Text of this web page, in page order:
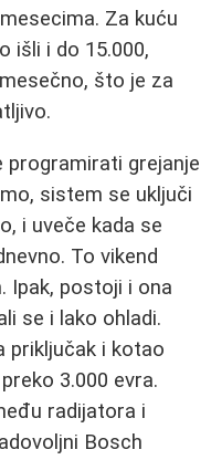
Za kuću
išli i do 15.000,
što je za
grejanje
sistem se uključi
i uveče kada se
To vikend
Ipak, postoji i ona
se i lako ohladi.
priključak i kotao
3.000 evra.
radijatora i
Bosch